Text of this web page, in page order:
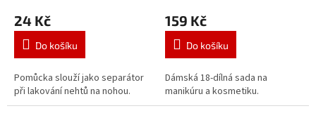
24 Kč
Do košíku
Pomůcka slouží jako separátor
při lakování nehtů na nohou.
159 Kč
Do košíku
Dámská 18-dílná sada na
manikúru a kosmetiku.